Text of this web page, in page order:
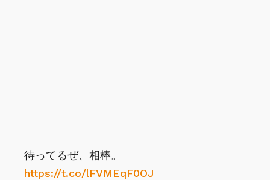
待ってるぜ、相棒。
https://t.co/lFVMEqF0OJ